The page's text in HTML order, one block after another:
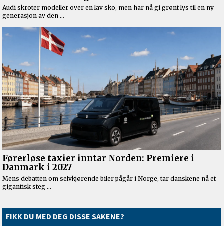
FIKK DU MED DEG DISSE SAKENE?